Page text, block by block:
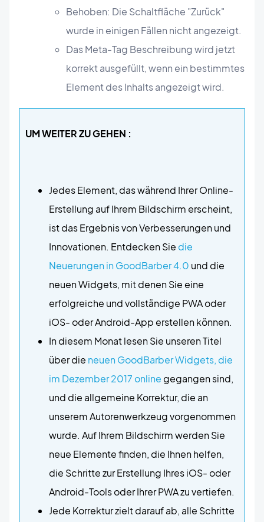
Behoben: Die Schaltfläche "Zurück"
wurde in einigen Fällen nicht angezeigt.
Das Meta-Tag Beschreibung wird jetzt
korrekt ausgefüllt, wenn ein bestimmtes
Element des Inhalts angezeigt wird.
UM WEITER ZU GEHEN :
Jedes Element, das während Ihrer Online-
Erstellung auf Ihrem Bildschirm erscheint,
ist das Ergebnis von Verbesserungen und
Innovationen. Entdecken Sie die
Neuerungen in GoodBarber 4.0 und die
neuen Widgets, mit denen Sie eine
erfolgreiche und vollständige PWA oder
iOS- oder Android-App erstellen können.
In diesem Monat lesen Sie unseren Titel
über die neuen GoodBarber Widgets, die
im Dezember 2017 onlinegegangen sind,
und die allgemeine Korrektur, die an
unserem Autorenwerkzeug vorgenommen
wurde. Auf Ihrem Bildschirm werden Sie
neue Elemente finden, die Ihnen helfen,
die Schritte zur Erstellung Ihres iOS- oder
Android-Tools oder Ihrer PWA zu vertiefen.
Jede Korrektur zielt darauf ab, alle Schritte